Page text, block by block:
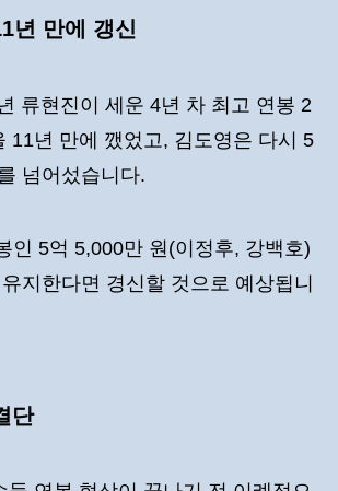
년 만에 갱신
류현진이 세운 4년 차 최고 연봉 2
11년 만에 깼었고, 김도영은 다시 5
넘어섰습니다.
인 5억 5,000만 원(이정후, 강백호)
지한다면 경신할 것으로 예상됩니
단